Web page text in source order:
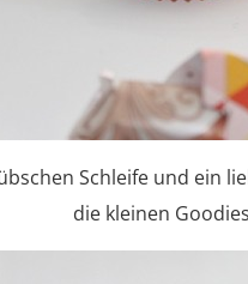
Schleife und ein
die kleinen